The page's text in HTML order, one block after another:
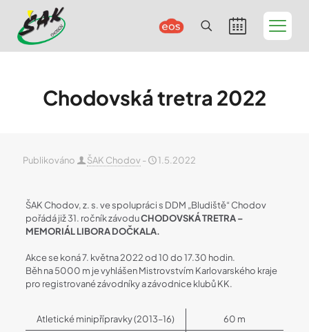
Chodovská tretra 2022
Publikováno ŠAK Chodov- 1.5.2022
ŠAK Chodov, z. s. ve spolupráci s DDM „Bludiště“ Chodov
pořádá již 31. ročník závoduCHODOVSKÁ TRETRA –
MEMORIÁL LIBORA DOČKALA.
Akce se koná 7. května 2022 od 10 do 17.30 hodin.
Běh na 5000 m je vyhlášen Mistrovstvím Karlovarského kraje
pro registrované závodníky a závodnice klubů KK.
Atletické minipřípravky (2013–16)
60 m